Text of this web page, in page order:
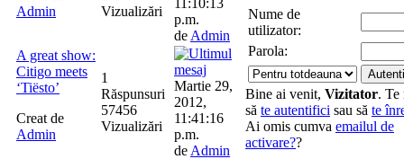
Admin
Vizualizări
p.m.
de Admin
A great show:
Citigo meets
‘Tiësto’
Creat de
Admin
1
Răspunsuri
57456
Vizualizări
Martie 29,
2012,
11:41:16
p.m.
de Admin
Nume de
utilizator:
Parola:
Bine ai venit, Vizitator. Te
să te autentifici sau să te
Ai omis cumva emailul de
activare??